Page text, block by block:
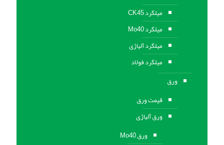
میلگرد CK45
میلگرد Mo40
میلگرد آلیاژی
میلگرد فولاد
ورق
قیمت ورق
ورق آلیاژی
ورق Mo40